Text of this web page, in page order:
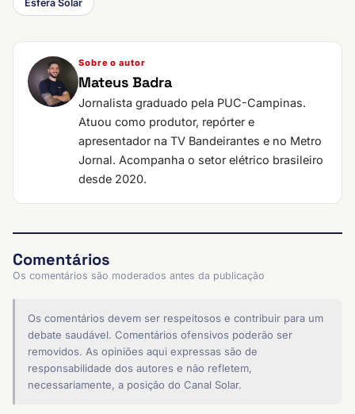
Esfera Solar
Sobre o autor
Mateus Badra
Jornalista graduado pela PUC-Campinas.
Atuou como produtor, repórter e
apresentador na TV Bandeirantes e no Metro
Jornal. Acompanha o setor elétrico brasileiro
desde 2020.
Comentários
Os comentários são moderados antes da publicação
Os comentários devem ser respeitosos e contribuir para um
debate saudável. Comentários ofensivos poderão ser
removidos. As opiniões aqui expressas são de
responsabilidade dos autores e não refletem,
necessariamente, a posição do Canal Solar.